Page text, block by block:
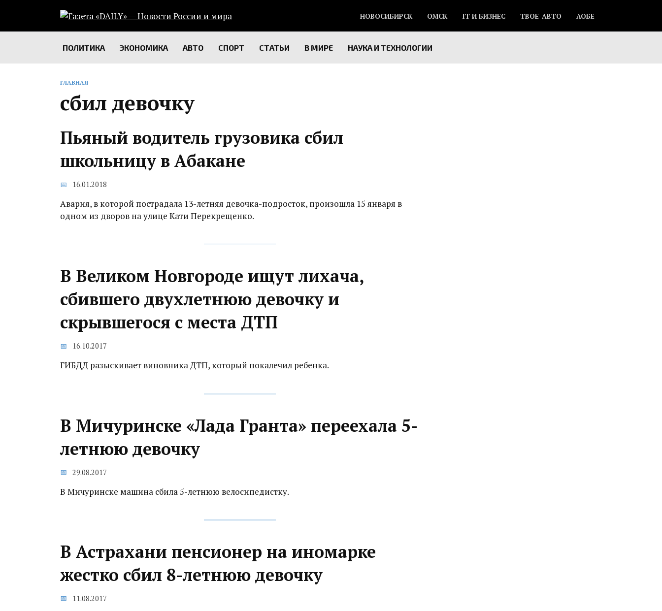
содержанию
НОВОСИБИРСК ОМСК IT И БИЗНЕС ТВОЕ-АВТО АОБЕ
ПОЛИТИКА ЭКОНОМИКА АВТО СПОРТ СТАТЬИ В МИРЕ НАУКА И ТЕХНОЛОГИИ
ГЛАВНАЯ
сбил девочку
Пьяный водитель грузовика сбил
школьницу‍ в Абакане
16.01.2018
Авария, в которой пострадала 13-летняя девочка-подросток, произошла 15 января в
одном из дворов на улице Кати Перекрещенко.
В Великом Новгороде ищут лихача,
сбившего двухлетнюю девочку и
скрывшегося с места ДТП
16.10.2017
ГИБДД разыскивает виновника ДТП, который покалечил ребенка.
В Мичуринске «Лада Гранта» переехала 5-
летнюю девочку
29.08.2017
В Мичуринске машина сбила 5-летнюю велосипедистку.
В Астрахани пенсионер на иномарке
жестко сбил 8-летнюю девочку‍
11.08.2017